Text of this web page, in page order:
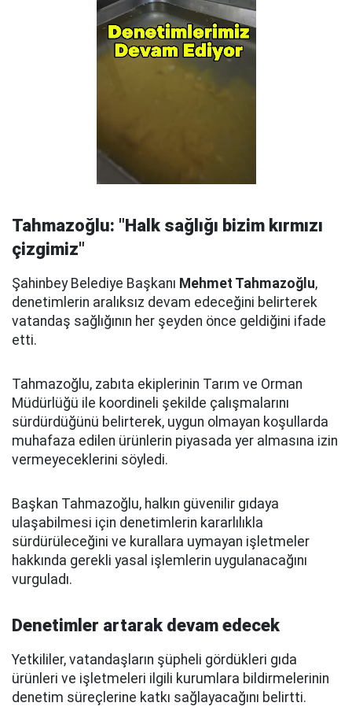
Tahmazoğlu: "Halk sağlığı bizim kırmızı
çizgimiz"
Şahinbey Belediye Başkanı Mehmet Tahmazoğlu,
denetimlerin aralıksız devam edeceğini belirterek
vatandaş sağlığının her şeyden önce geldiğini ifade
etti.
Tahmazoğlu, zabıta ekiplerinin Tarım ve Orman
Müdürlüğü ile koordineli şekilde çalışmalarını
sürdürdüğünü belirterek, uygun olmayan koşullarda
muhafaza edilen ürünlerin piyasada yer almasına izin
vermeyeceklerini söyledi.
Başkan Tahmazoğlu, halkın güvenilir gıdaya
ulaşabilmesi için denetimlerin kararlılıkla
sürdürüleceğini ve kurallara uymayan işletmeler
hakkında gerekli yasal işlemlerin uygulanacağını
vurguladı.
Denetimler artarak devam edecek
Yetkililer, vatandaşların şüpheli gördükleri gıda
ürünleri ve işletmeleri ilgili kurumlara bildirmelerinin
denetim süreçlerine katkı sağlayacağını belirtti.